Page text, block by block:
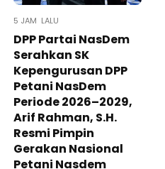
5 JAM LALU
DPP Partai NasDem
Serahkan SK
Kepengurusan DPP
Petani NasDem
Periode 2026–2029,
Arif Rahman, S.H.
Resmi Pimpin
Gerakan Nasional
Petani Nasdem